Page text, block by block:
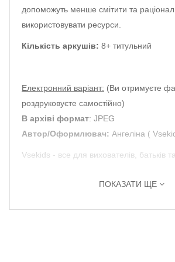
допоможуть менше смітити та
використовувати ресурси.
Кількість аркушів: 8+ титульний
Електронний варіант: (Ви отримуєте
роздруковуєте самостійно)
В архіві формат: JPEG
Автор/Оформлювач: Ангеліна (
Vsekids - все для вихователів, батьків
ПОКАЗАТИ ЩЕ